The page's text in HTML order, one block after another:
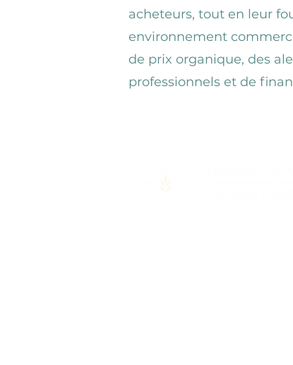
acheteurs, tout en leur
environnement
de prix organique, des
professionnels et de